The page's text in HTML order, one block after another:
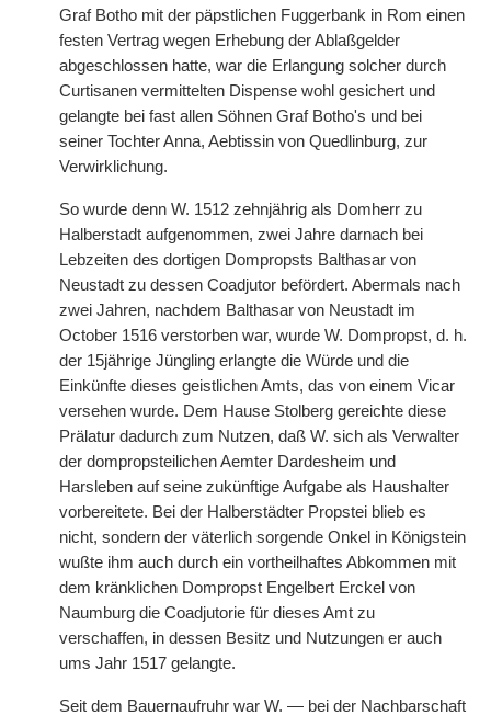
Graf Botho mit der päpstlichen Fuggerbank in Rom einen
festen Vertrag wegen Erhebung der Ablaßgelder
abgeschlossen hatte, war die Erlangung solcher durch
Curtisanen vermittelten Dispense wohl gesichert und
gelangte bei fast allen Söhnen Graf Botho's und bei
seiner Tochter Anna, Aebtissin von Quedlinburg, zur
Verwirklichung.
So wurde denn W. 1512 zehnjährig als Domherr zu
Halberstadt aufgenommen, zwei Jahre darnach bei
Lebzeiten des dortigen Dompropsts Balthasar von
Neustadt zu dessen Coadjutor befördert. Abermals nach
zwei Jahren, nachdem Balthasar von Neustadt im
October 1516 verstorben war, wurde W. Dompropst, d. h.
der 15jährige Jüngling erlangte die Würde und die
Einkünfte dieses geistlichen Amts, das von einem Vicar
versehen wurde. Dem Hause Stolberg gereichte diese
Prälatur dadurch zum Nutzen, daß W. sich als Verwalter
der dompropsteilichen Aemter Dardesheim und
Harsleben auf seine zukünftige Aufgabe als Haushalter
vorbereitete. Bei der Halberstädter Propstei blieb es
nicht, sondern der väterlich sorgende Onkel in Königstein
wußte ihm auch durch ein vortheilhaftes Abkommen mit
dem kränklichen Dompropst Engelbert Erckel von
Naumburg die Coadjutorie für dieses Amt zu
verschaffen, in dessen Besitz und Nutzungen er auch
ums Jahr 1517 gelangte.
Seit dem Bauernaufruhr war W. — bei der Nachbarschaft